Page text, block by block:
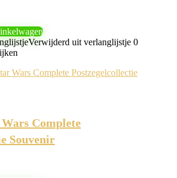
Verwijderd uit verlanglijstje 0
Complete
Souvenir